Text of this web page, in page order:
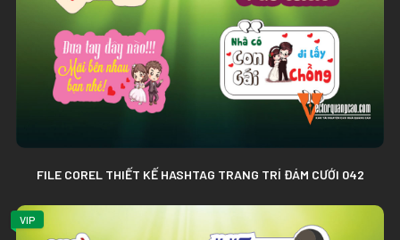
FILE COREL THIẾT KẾ HASHTAG TRANG TRÍ ĐÁM CƯỚI 042
VIP